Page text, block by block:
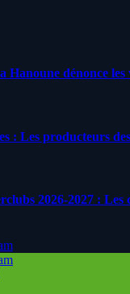
dénonce les
: Les producteurs
2026-2027 :